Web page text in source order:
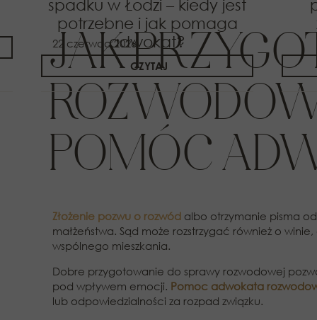
spadku w Łodzi – kiedy jest
potrzebne i jak pomaga
adwokat?
CZYTAJ
JAK
POMÓC
Złożenie pozwu o rozwód albo otrzymanie pisma
małżeństwa. Sąd może rozstrzygać również o
wspólnego mieszkania.
Dobre przygotowanie do sprawy rozwodowej
pod wpływem emocji. Pomoc adwokata
lub odpowiedzialności za rozpad związku.
22 czerwca 2026